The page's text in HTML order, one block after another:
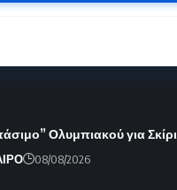
Ολυμπιακού για Σκίρι
08/08/2026